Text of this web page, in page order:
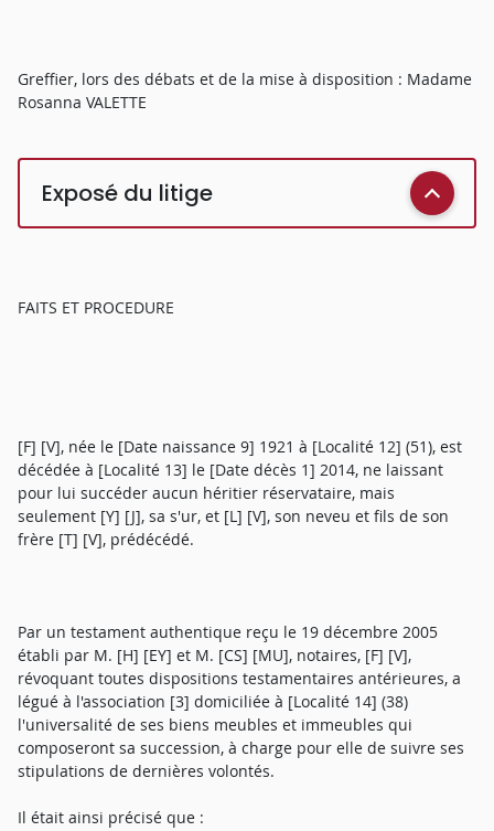
Greffier, lors des débats et de la mise à disposition : Madame
Rosanna VALETTE
Exposé du litige
FAITS ET PROCEDURE
[F] [V], née le [Date naissance 9] 1921 à [Localité 12] (51), est
décédée à [Localité 13] le [Date décès 1] 2014, ne laissant
pour lui succéder aucun héritier réservataire, mais
seulement [Y] [J], sa s'ur, et [L] [V], son neveu et fils de son
frère [T] [V], prédécédé.
Par un testament authentique reçu le 19 décembre 2005
établi par M. [H] [EY] et M. [CS] [MU], notaires, [F] [V],
révoquant toutes dispositions testamentaires antérieures, a
légué à l'association [3] domiciliée à [Localité 14] (38)
l'universalité de ses biens meubles et immeubles qui
composeront sa succession, à charge pour elle de suivre ses
stipulations de dernières volontés.
Il était ainsi précisé que :